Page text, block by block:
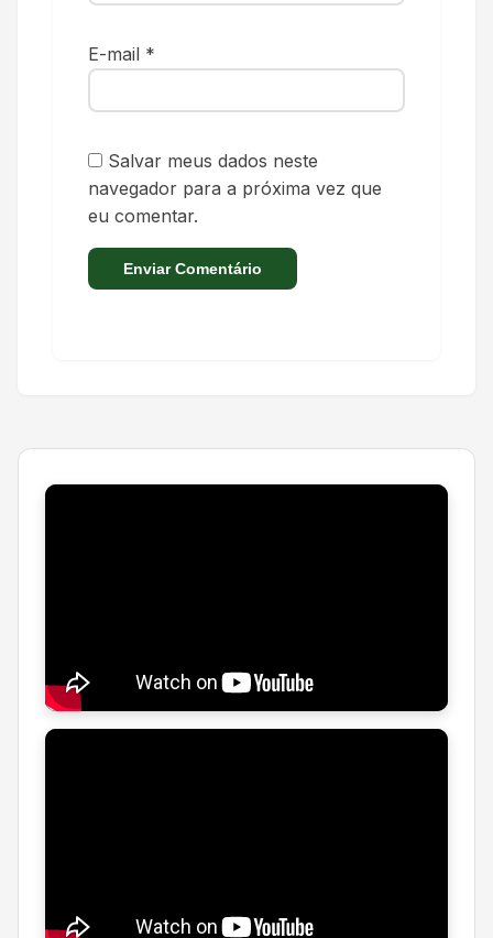
E-mail *
Salvar meus dados neste
navegador para a próxima vez que
eu comentar.